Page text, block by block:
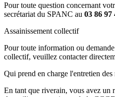
Pour toute question concernant
secrétariat du SPANC au 03 86 97
Assainissement collectif
Pour toute information ou
collectif, veuillez contacter
Qui prend en charge l'entretien des
En tant que riverain, vous avez un